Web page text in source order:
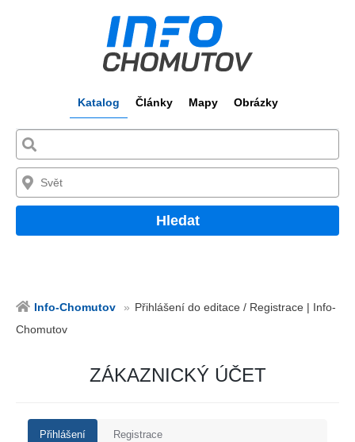
Katalog Články Mapy Obrázky
Hledat
Info-Chomutov
Přihlášení do editace / Registrace | Info-
Chomutov
ZÁKAZNICKÝ ÚČET
Přihlášení Registrace